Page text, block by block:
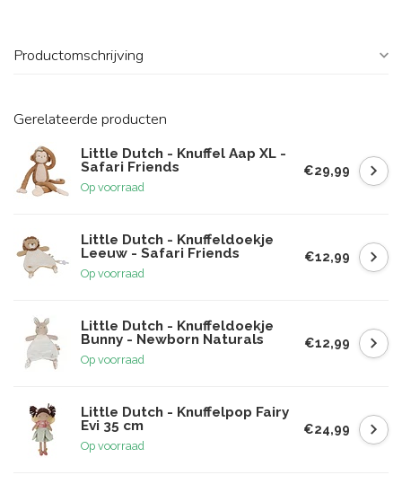
Productomschrijving
Gerelateerde producten
Little Dutch - Knuffel Aap XL -
Safari Friends
Op voorraad
€29,99
Little Dutch - Knuffeldoekje
Leeuw - Safari Friends
Op voorraad
€12,99
Little Dutch - Knuffeldoekje
Bunny - Newborn Naturals
Op voorraad
€12,99
Little Dutch - Knuffelpop Fairy
Evi 35 cm
Op voorraad
€24,99